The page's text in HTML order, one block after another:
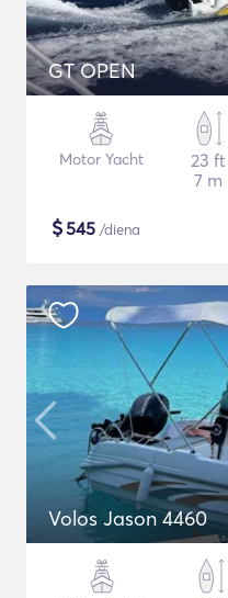
GT OPEN
Motor Yacht
23 ft
7 m
$545 /diena
Volos Jason 4460